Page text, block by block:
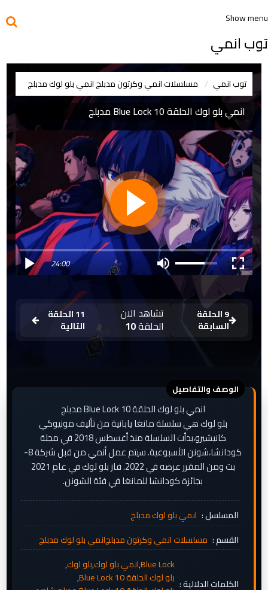
Show menu
توب انمي
توب انمي مسلسلات انمي وكرتون مدبلجانمي بلو لوك مدبلج
انمي بلو لوك الحلقة 10 Blue Lock مدبلج
24:00
9 الحلقة
السابقة
تشاهد الان
الحلقة10
11 الحلقة
التالية
انمي بلو لوك الحلقة 10 Blue Lock مدبلج
بلو لوك هي سلسلة مانغا يابانية من تأليف مونيوكي
كانيشيرو،بدأت السلسلة منذ أغسطس 2018 في مجلة
كودانشا،شونن الأسبوعية. سيتم عمل أنمي من قبل شركة 8-
بت ومن المقرر عرضه في 2022. فاز بلو لوك في عام 2021
بجائزة كودانشا للمانغا في فئة الشونن.
المسلسل : انمي بلو لوك مدبلج
القسم : مسلسلات انمي وكرتون مدبلجانمي بلو لوك مدبلج
الكلمات الدلالية :
Blue Lock
,انمي بلو لوك,بلو لوك,
بلو لوك الحلقة 10 Blue Lock
,